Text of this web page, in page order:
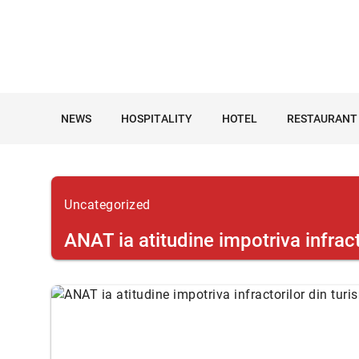
NEWS HOSPITALITY HOTEL RESTAURANT
Uncategorized
ANAT ia atitudine impotriva